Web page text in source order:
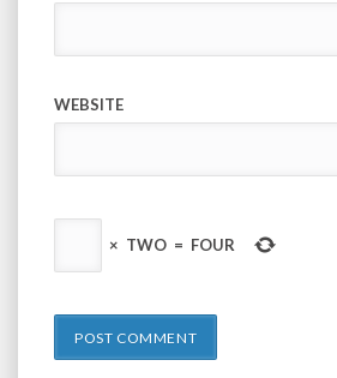
WEBSITE
× TWO = FOUR